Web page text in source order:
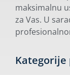
maksimalnu
za Vas. U
Kategorije